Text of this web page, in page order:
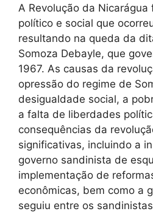
A Revolução da
político e social que
resultando na queda da
Somoza Debayle, que
1967. As causas da
opressão do regime de
desigualdade social, a
a falta de liberdades
consequências da
significativas, incluindo a
governo sandinista de
implementação de
econômicas, bem como a
seguiu entre os